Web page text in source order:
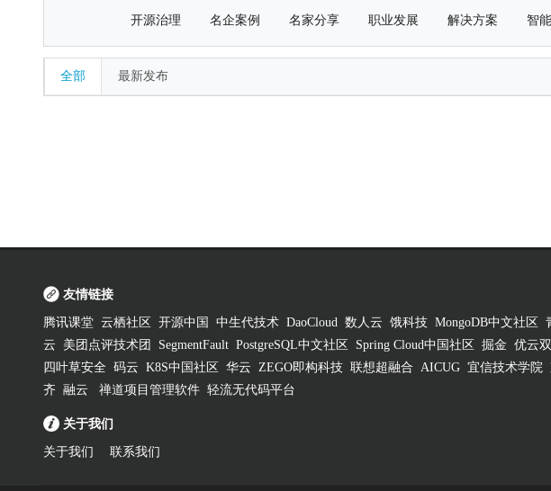
开源治理 名企案例 名家分享 职业发展 解决方案 智
全部 最新发布
友情链接
腾讯课堂 云栖社区 开源中国 中生代技术 DaoCloud 数人云 饿科技 MongoDB中文社区
云
美团点评技术团 SegmentFault PostgreSQL中文社区 Spring Cloud中国社区 掘金 优云
四叶草安全 码云 K8S中国社区 华云 ZEGO即构科技 联想超融合 AICUG 宜信技术学院
齐 融云 禅道项目管理软件 轻流无代码平台
关于我们
关于我们 联系我们